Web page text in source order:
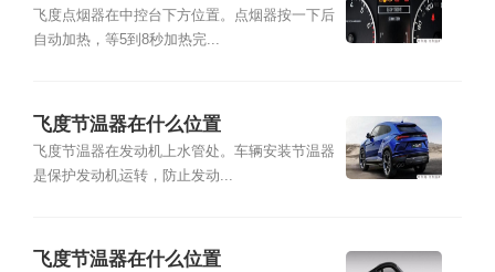
飞度点烟器在中控台下方位置。点烟器按一下后
自动加热，等5到8秒加热完...
飞度节温器在什么位置
飞度节温器在发动机上水管处。车辆安装节温器
是保护发动机运转，防止发动...
飞度节温器在什么位置